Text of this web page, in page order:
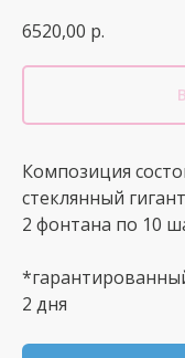
6520,00 р.
Композиция
стеклянный
2 фонтана по 10
2 дня